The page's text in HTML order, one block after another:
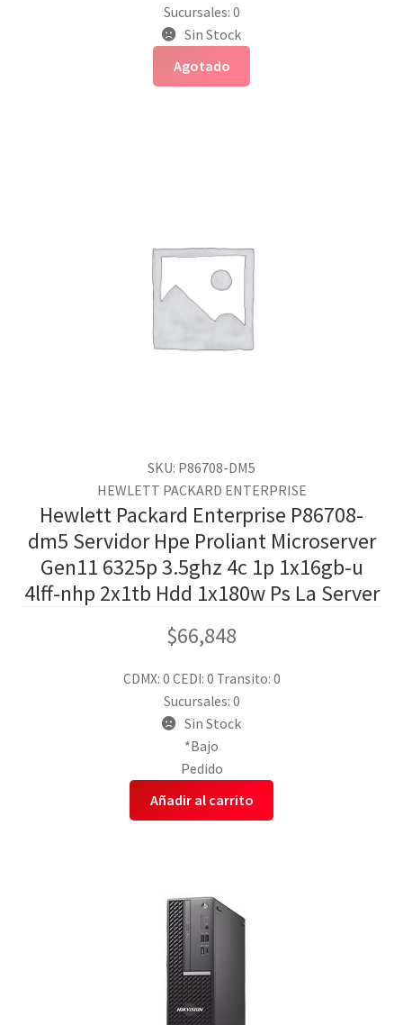
Sucursales: 0
Sin Stock
Agotado
SKU: P86708-DM5
HEWLETT PACKARD ENTERPRISE
Hewlett Packard Enterprise P86708-
dm5 Servidor Hpe Proliant Microserver
Gen11 6325p 3.5ghz 4c 1p 1x16gb-u
4lff-nhp 2x1tb Hdd 1x180w Ps La Server
$66,848
CDMX: 0 CEDI: 0 Transito: 0
Sucursales: 0
Sin Stock
*Bajo
Pedido
Añadir al carrito